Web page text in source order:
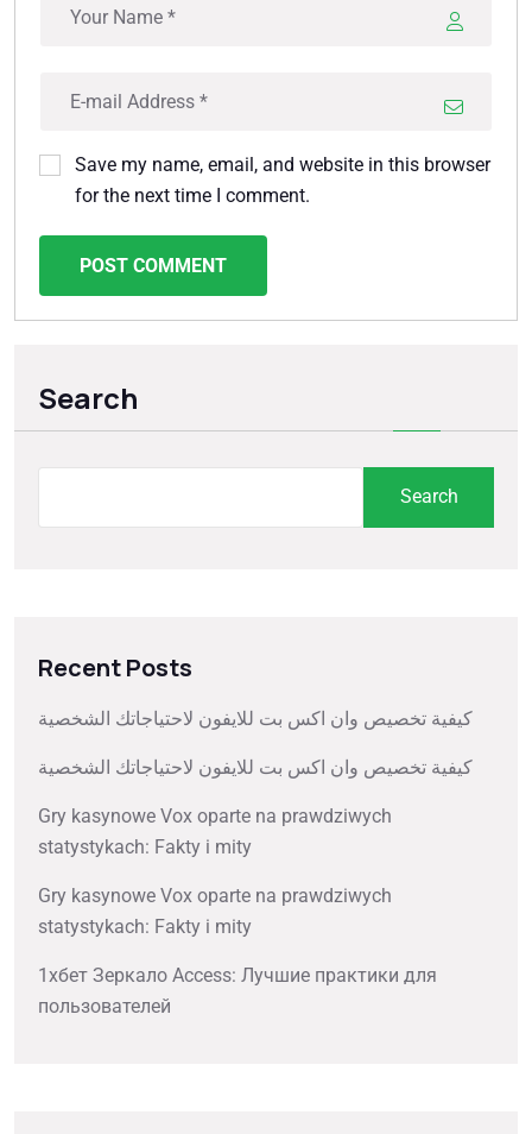
Save my name, email, and website in this browser
for the next time I comment.
POST COMMENT
Search
Search
Recent Posts
كيفية تخصيص وان اكس بت للايفون لاحتياجاتك الشخصية
كيفية تخصيص وان اكس بت للايفون لاحتياجاتك الشخصية
Gry kasynowe Vox oparte na prawdziwych
statystykach: Fakty i mity
Gry kasynowe Vox oparte na prawdziwych
statystykach: Fakty i mity
1хбет Зеркало Access: Лучшие практики для
пользователей